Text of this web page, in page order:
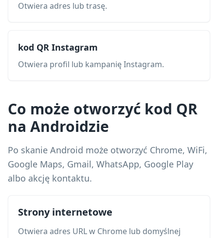
Otwiera adres lub trasę.
kod QR Instagram
Otwiera profil lub kampanię Instagram.
Co może otworzyć kod QR
na Androidzie
Po skanie Android może otworzyć Chrome, WiFi,
Google Maps, Gmail, WhatsApp, Google Play
albo akcję kontaktu.
Strony internetowe
Otwiera adres URL w Chrome lub domyślnej